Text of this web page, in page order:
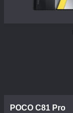
POCO C81 Pro